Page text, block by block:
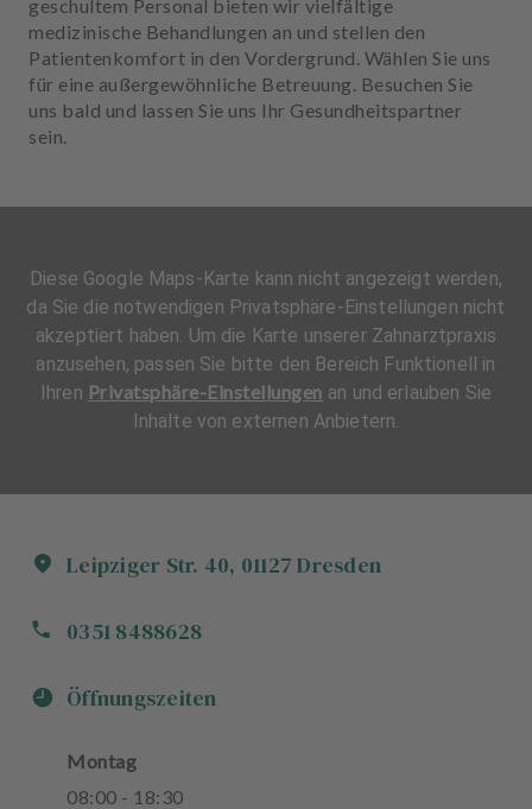
geschultem Personal bieten wir vielfältige
medizinische Behandlungen an und stellen den
Patientenkomfort in den Vordergrund. Wählen Sie uns
für eine außergewöhnliche Betreuung. Besuchen Sie
uns bald und lassen Sie uns Ihr Gesundheitspartner
sein.
Leipziger Str. 40, 01127 Dresden
0351 8488628
Öffnungszeiten
Montag
08:00 - 18:30
Diese Google Maps-Karte kann nicht angezeigt werden,
da Sie die notwendigen Privatsphäre-Einstellungen nicht
akzeptiert haben. Um die Karte unserer Zahnarztpraxis
anzusehen, passen Sie bitte den Bereich Funktionell in
Ihren Privatsphäre-Einstellungen an und erlauben Sie
Inhalte von externen Anbietern.